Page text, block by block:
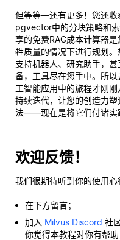
但等等—还有更多！您还收
pgvector中的分块策略和
享的免费RAG成本计算器
牲质量的情况下进行规划
支持机器人、研究助手，
备，工具尽在您手中。所
工智能应用中的旅程才刚刚
持续迭代，让您的创造力
法——现在是将它们付诸实
欢迎反馈！
我们很期待听到你的使用心
在下方留言；
加入 Milvus Discord 社
你觉得本教程对你有帮